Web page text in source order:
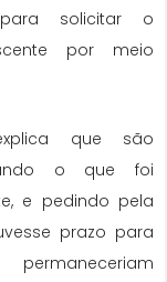
solicitar o
por meio
que são
o que foi
e pedindo pela
prazo para